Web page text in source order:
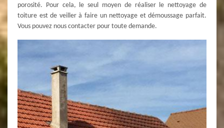
porosité. Pour cela, le seul moyen de réaliser le nettoyage de
toiture est de veiller à faire un nettoyage et démoussage parfait.
Vous pouvez nous contacter pour toute demande.